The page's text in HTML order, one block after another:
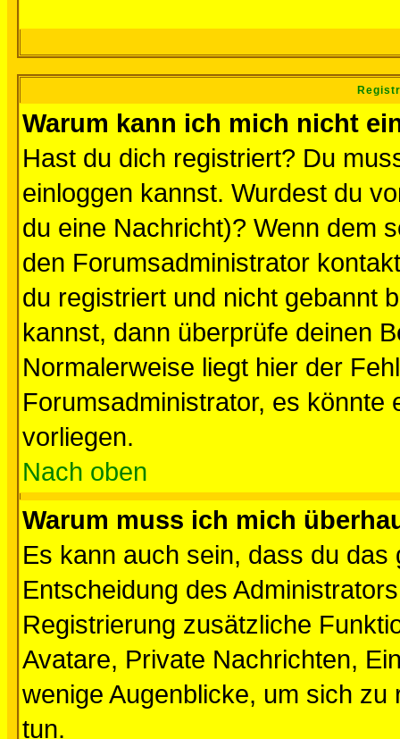
Warum kann ich mich nicht
Hast du dich registriert? Du
einloggen kannst. Wurdest du
du eine Nachricht)? Wenn dem
den Forumsadministrator
du registriert und nicht gebannt
kannst, dann überprüfe deinen
Normalerweise liegt hier der
Forumsadministrator, es könnte
vorliegen.
Nach oben
Warum muss ich mich
Es kann auch sein, dass du
Entscheidung des
Registrierung zusätzliche
Avatare, Private Nachrichten,
wenige Augenblicke, um sich
tun.